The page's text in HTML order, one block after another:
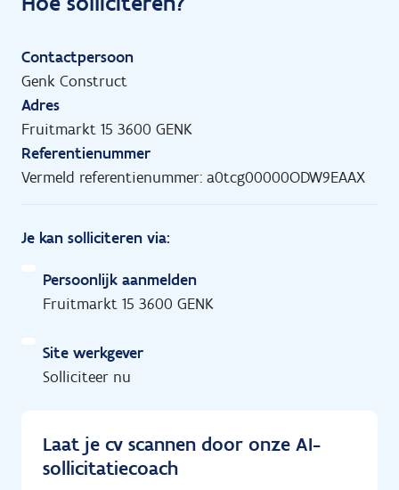
Contactpersoon
Genk Construct
Adres
Fruitmarkt 15 3600 GENK
Referentienummer
Vermeld referentienummer: a0tcg00000ODW9EAAX
Je kan solliciteren via:
Persoonlijk aanmelden
Fruitmarkt 15 3600 GENK
Site werkgever
Solliciteer nu
Laat je cv scannen door onze AI-
sollicitatiecoach